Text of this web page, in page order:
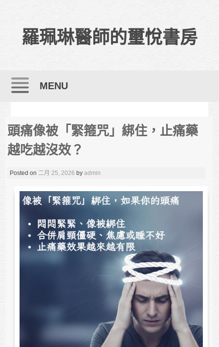
羅珮琳醫師的璽悅書房
MENU
頭痛像被「緊箍咒」綁住，止痛藥
越吃越沒效？
Posted on二月 25, 2026 byadmin